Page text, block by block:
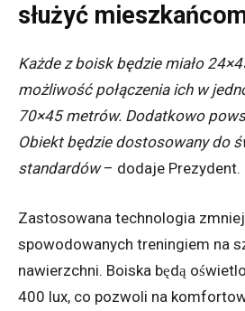
służyć
Każde z boisk będzie miało
możliwość połączenia ich w
70×45 metrów. Dodatkowo
Obiekt będzie dostosowany do
standardów– dodaje Prezydent.
Zastosowana technologia
spowodowanych treningiem na
nawierzchni. Boiska będą
400 lux, co pozwoli na